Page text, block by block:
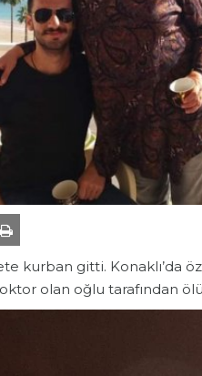
kurban gitti. Konaklı’da
olan oğlu tarafından